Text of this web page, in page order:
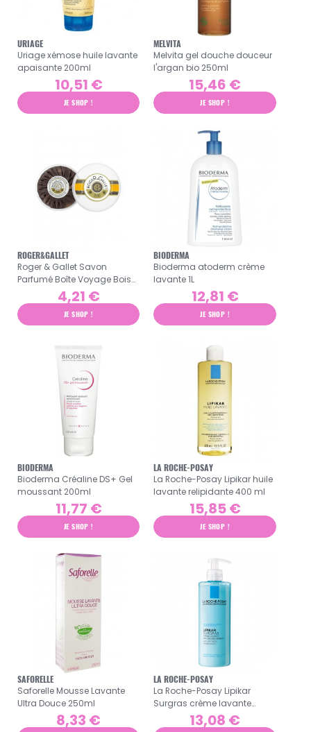
URIAGE
Uriage xémose huile lavante
apaisante 200ml
10,51 €
JE SHOP !
MELVITA
Melvita gel douche douceur
l'argan bio 250ml
15,46 €
JE SHOP !
ROGER&GALLET
Roger & Gallet Savon
Parfumé Boîte Voyage Bois
d'Orange 100g4,21 €
JE SHOP !
BIODERMA
Bioderma atoderm crème
lavante 1L
12,81 €
JE SHOP !
BIODERMA
Bioderma Créaline DS+ Gel
moussant 200ml
11,77 €
JE SHOP !
LA ROCHE-POSAY
La Roche-Posay Lipikar huile
lavante relipidante 400 ml
15,85 €
JE SHOP !
SAFORELLE
Saforelle Mousse Lavante
Ultra Douce 250ml
8,33 €
LA ROCHE-POSAY
La Roche-Posay Lipikar
Surgras crème lavante
13,08 €